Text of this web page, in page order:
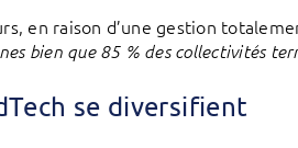
en raison d’une gestion
bien que 85 % des collectivités
se diversifient